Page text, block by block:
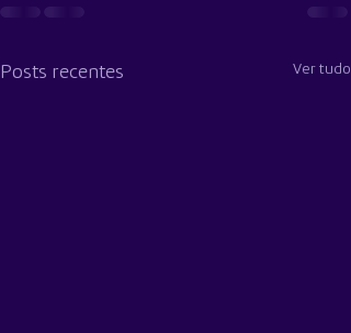
Posts recentes Ver tudo